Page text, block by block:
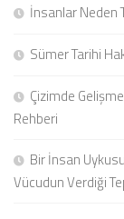
İnsanlar Neden
Sümer Tarihi
Çizimde
Rehberi
Bir İnsan
Vücudun Verdiği